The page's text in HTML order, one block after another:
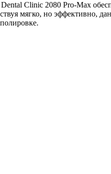
Clinic 2080 Pro-Max
мягко, но эффективно,